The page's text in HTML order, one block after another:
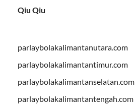
Qiu Qiu
parlaybolakalimantanutara.com
parlaybolakalimantantimur.com
parlaybolakalimantanselatan.com
parlaybolakalimantantengah.com